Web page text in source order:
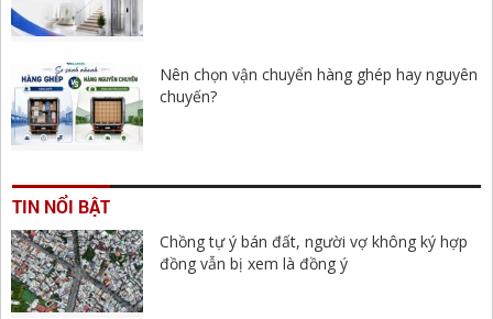
Nên chọn vận chuyển hàng ghép hay nguyên
chuyến?
TIN NỔI BẬT
Chồng tự ý bán đất, người vợ không ký hợp
đồng vẫn bị xem là đồng ý